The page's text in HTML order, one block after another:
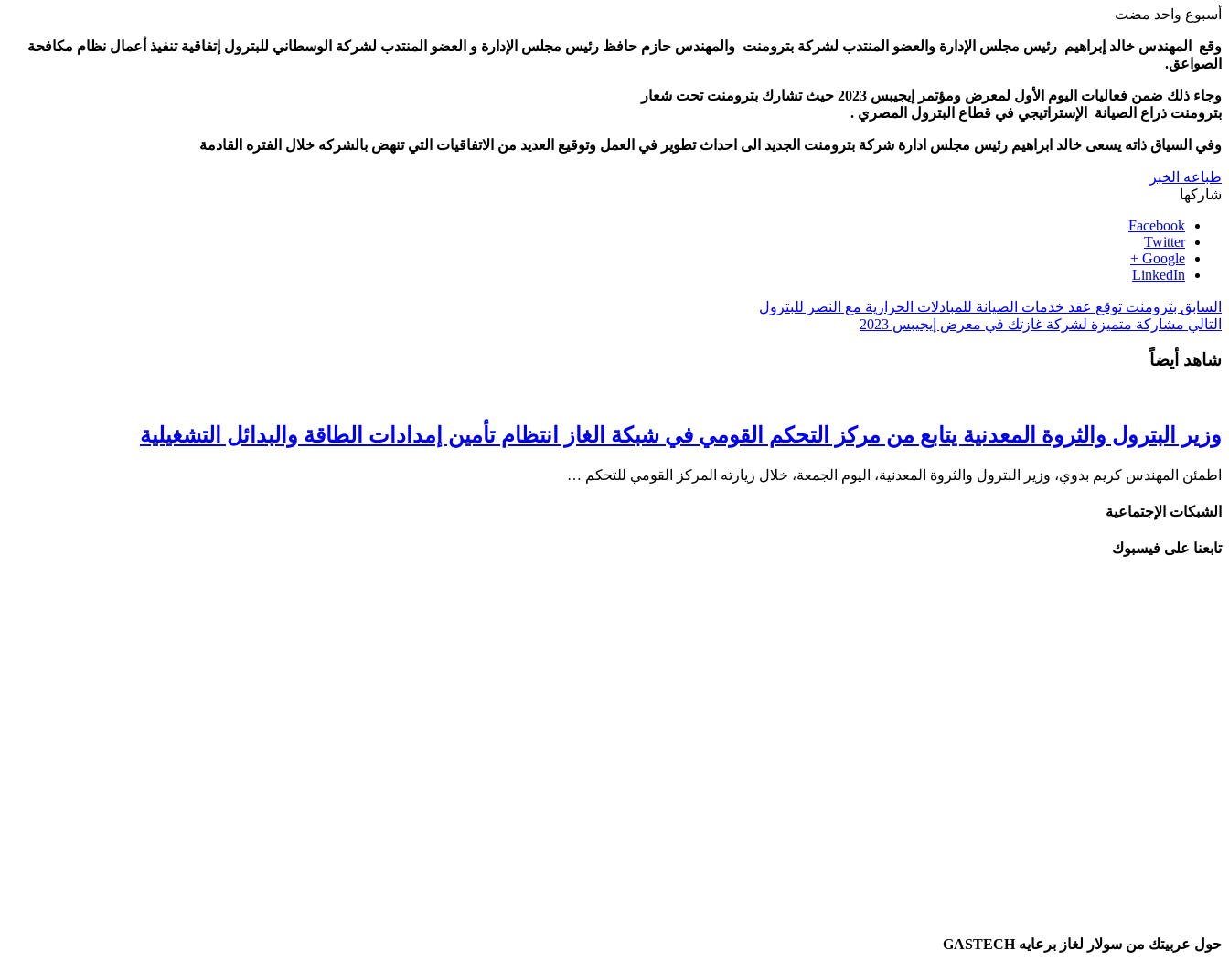
‏أسبوع واحد مضت
وقع المهندس خالد إبراهيم رئيس مجلس الإدارة والعضو المنتدب لشركة بترومنت والمهندس حازم حافظ رئيس مجلس الإدارة و العضو المنتدب لشركة الوسطاني للبترول إتفاقية تنفيذ أعمال نظام مكافحة
الصواعق.
وجاء ذلك ضمن فعاليات اليوم الأول لمعرض ومؤتمر إيجيبس 2023 حيث تشارك بترومنت تحت شعار
بترومنت ذراع الصيانة الإستراتيجي في قطاع البترول المصري .
وفي السياق ذاته يسعى خالد ابراهيم رئيس مجلس ادارة شركة بترومنت الجديد الى احداث تطوير في العمل وتوقيع العديد من الاتفاقيات التي تنهض بالشركه خلال الفتره القادمة
طباعه الخبر
شاركها
Facebook
Twitter
Google +
LinkedIn
السابق بترومنت توقع عقد خدمات الصيانة للمبادلات الحرارية مع النصر للبترول
التالي مشاركة متميزة لشركة غازتك في معرض إيجيبس 2023
شاهد أيضاً
وزير البترول والثروة المعدنية يتابع من مركز التحكم القومي في شبكة الغاز انتظام تأمين إمدادات الطاقة والبدائل التشغيلية
اطمئن المهندس كريم بدوي، وزير البترول والثروة المعدنية، اليوم الجمعة، خلال زيارته المركز القومي للتحكم …
الشبكات الإجتماعية
تابعنا على فيسبوك
حول عربيتك من سولار لغاز برعايه GASTECH